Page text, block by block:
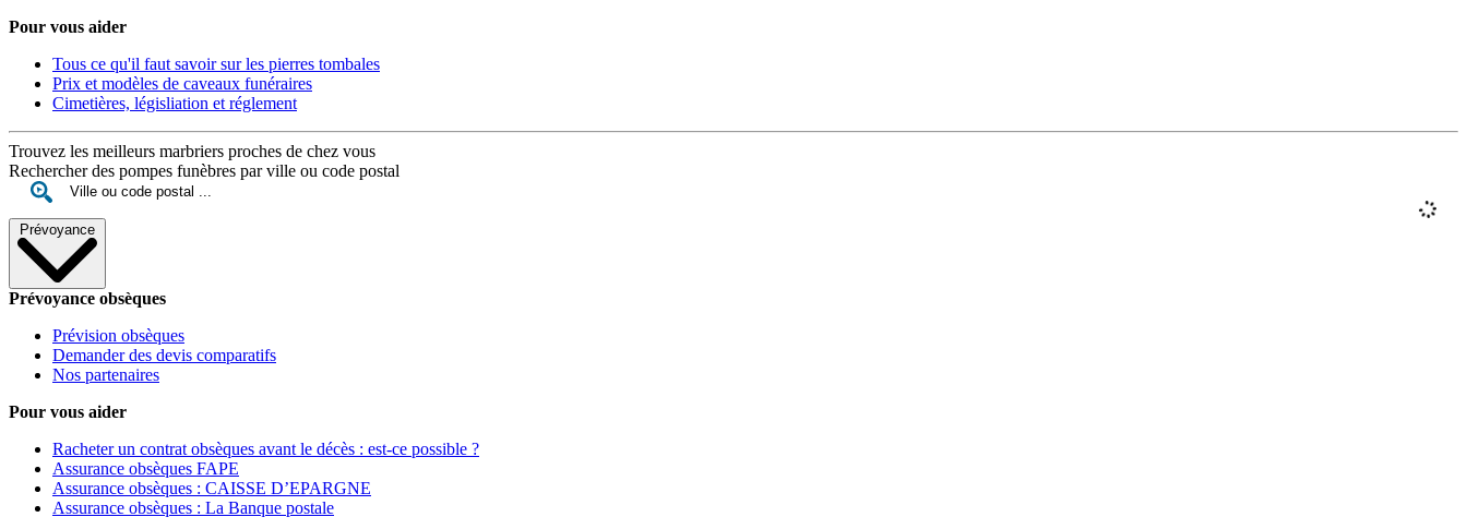
Pour vous aider
Tous ce qu'il faut savoir sur les pierres tombales
Prix et modèles de caveaux funéraires
Cimetières, législiation et réglement
Trouvez les meilleurs marbriers proches de chez vous
Rechercher des pompes funèbres par ville ou code postal
Prévoyance
Prévoyance obsèques
Prévision obsèques
Demander des devis comparatifs
Nos partenaires
Pour vous aider
Racheter un contrat obsèques avant le décès : est-ce possible ?
Assurance obsèques FAPE
Assurance obsèques : CAISSE D’EPARGNE
Assurance obsèques : La Banque postale